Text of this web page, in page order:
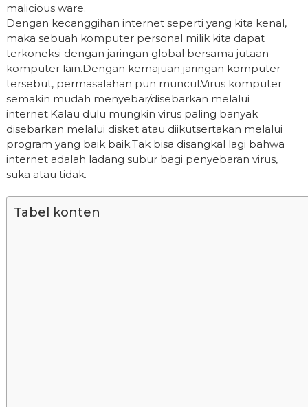
malicious ware.
Dengan kecanggihan internet seperti yang kita kenal,
maka sebuah komputer personal milik kita dapat
terkoneksi dengan jaringan global bersama jutaan
komputer lain.Dengan kemajuan jaringan komputer
tersebut, permasalahan pun muncul.Virus komputer
semakin mudah menyebar/disebarkan melalui
internet.Kalau dulu mungkin virus paling banyak
disebarkan melalui disket atau diikutsertakan melalui
program yang baik baik.Tak bisa disangkal lagi bahwa
internet adalah ladang subur bagi penyebaran virus,
suka atau tidak.
Tabel konten